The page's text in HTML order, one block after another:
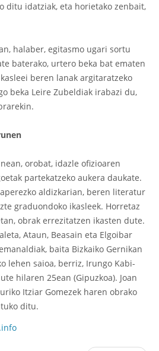
ditu idatziak, eta horietako zenbait,
halaber, egitasmo ugari sortu
baterako, urtero beka bat ematen
beren lanak argitaratzeko
beka Leire Zubeldiak irabazi du,
orobat, idazle ofizioaren
partekatzeko aukera daukate.
aldizkarian, beren literatur
graduondoko ikasleek. Horretaz
obrak errezitatzen ikasten dute.
Ataun, Beasain eta Elgoibar
baita Bizkaiko Gernikan
lehen saioa, berriz, Irungo Kabi-
hilaren 25ean (Gipuzkoa). Joan
Itziar Gomezek haren obrako
ditu.